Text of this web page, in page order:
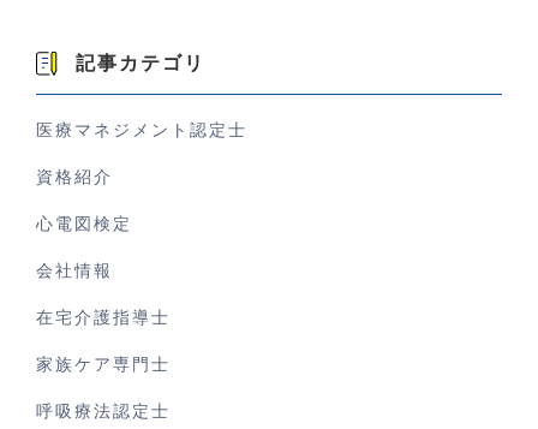
記事カテゴリ
医療マネジメント認定士
資格紹介
心電図検定
会社情報
在宅介護指導士
家族ケア専門士
呼吸療法認定士